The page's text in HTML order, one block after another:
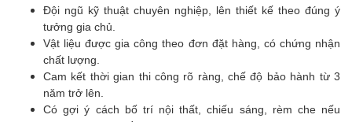
Đội ngũ kỹ thuật chuyên nghiệp, lên thiết kế theo đúng ý
tưởng gia chủ.
Vật liệu được gia công theo đơn đặt hàng, có chứng nhận
chất lượng.
Cam kết thời gian thi công rõ ràng, chế độ bảo hành từ 3
năm trở lên.
Có gợi ý cách bố trí nội thất, chiếu sáng, rèm che nếu